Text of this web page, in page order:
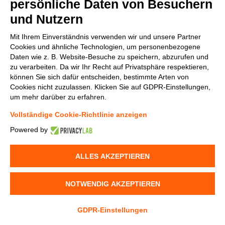
v.replaceAll is not a function
persönliche Daten von Besuchern
und Nutzern
Mit Ihrem Einverständnis verwenden wir und unsere Partner
Cookies und ähnliche Technologien, um personenbezogene
Daten wie z. B. Website-Besuche zu speichern, abzurufen und
zu verarbeiten. Da wir Ihr Recht auf Privatsphäre respektieren,
können Sie sich dafür entscheiden, bestimmte Arten von
Cookies nicht zuzulassen. Klicken Sie auf GDPR-Einstellungen,
um mehr darüber zu erfahren.
Vollständige Cookie-Richtlinie anzeigen
Powered by
ALLES AKZEPTIEREN
NOTWENDIG AKZEPTIEREN
GDPR-Einstellungen